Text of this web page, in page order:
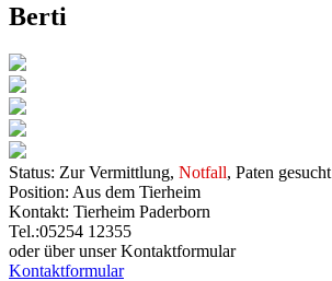
Berti
Status: Zur Vermittlung, Notfall, Paten gesucht
Position: Aus dem Tierheim
Kontakt: Tierheim Paderborn
Tel.:05254 12355
oder über unser Kontaktformular
Kontaktformular